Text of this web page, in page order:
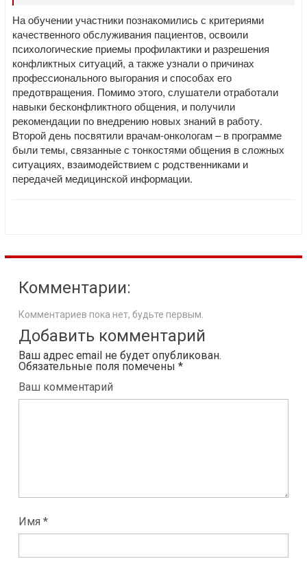
На обучении участники познакомились с критериями
качественного обслуживания пациентов, освоили
психологические приемы профилактики и разрешения
конфликтных ситуаций, а также узнали о причинах
профессионального выгорания и способах его
предотвращения. Помимо этого, слушатели отработали
навыки бесконфликтного общения, и получили
рекомендации по внедрению новых знаний в работу.
Второй день посвятили врачам-онкологам – в программе
были темы, связанные с тонкостями общения в сложных
ситуациях, взаимодействием с родственниками и
передачей медицинской информации.
Комментарии:
Комментариев пока нет, будьте первым.
Добавить комментарий
Ваш адрес email не будет опубликован.
Обязательные поля помечены *
Ваш комментарий
Имя *